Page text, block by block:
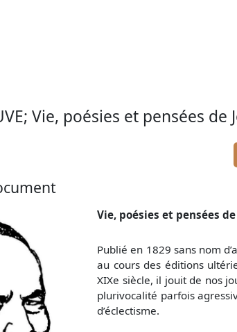
Vie, poésies et pensées de
Vie, poésies et pensées
Publié en 1829 sans nom
au cours des éditions
XIXe siècle, il jouit de nos
plurivocalité parfois
d’éclectisme.